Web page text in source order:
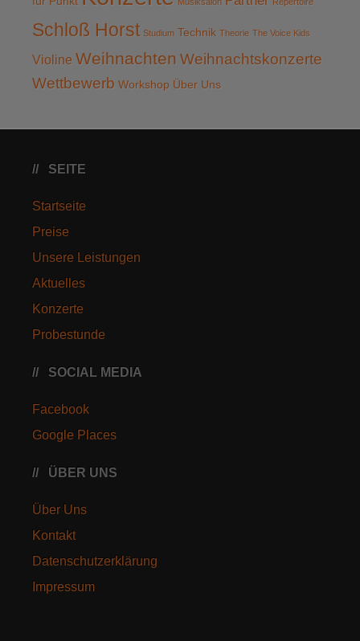
Schloß Horst Studium Technik Theorie The Voice Kids
Violine Weihnachten Weihnachtskonzerte
Wettbewerb Workshop Über Uns
SEITE
Startseite
Preise
Unsere Leistungen
Aktuelles
Konzerte
Probestunde
SOCIAL MEDIA
Facebook
Google Places
ÜBER UNS
Über Uns
Kontakt
Datenschutzerklärung
Impressum